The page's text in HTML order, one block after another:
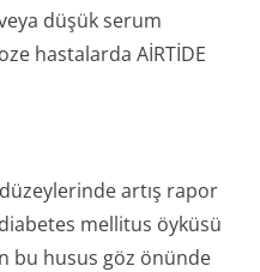
düşük serum
hastalarda AİRTİDE
artış rapor
mellitus öyküsü
bu husus göz önünde